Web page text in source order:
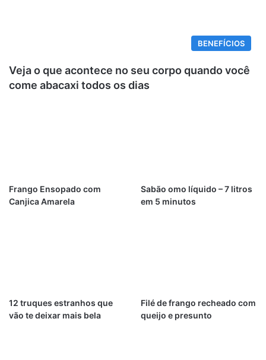
BENEFÍCIOS
Veja o que acontece no seu corpo quando você
come abacaxi todos os dias
Frango Ensopado com
Canjica Amarela
Sabão omo líquido – 7 litros
em 5 minutos
12 truques estranhos que
vão te deixar mais bela
Filé de frango recheado com
queijo e presunto